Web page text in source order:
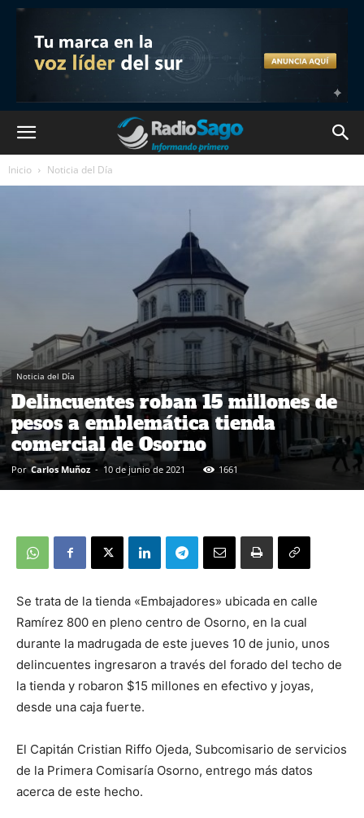
Inicio Noticia del Día
Noticia del Día
Delincuentes roban 15 millones de
pesos a emblemática tienda
comercial de Osorno
Por Carlos Muñoz - 10 de junio de 2021 1661
Se trata de la tienda «Embajadores» ubicada en calle
Ramírez 800 en pleno centro de Osorno, en la cual
durante la madrugada de este jueves 10 de junio, unos
delincuentes ingresaron a través del forado del techo de
la tienda y robaron $15 millones en efectivo y joyas,
desde una caja fuerte.
El Capitán Cristian Riffo Ojeda, Subcomisario de servicios
de la Primera Comisaría Osorno, entrego más datos
acerca de este hecho.